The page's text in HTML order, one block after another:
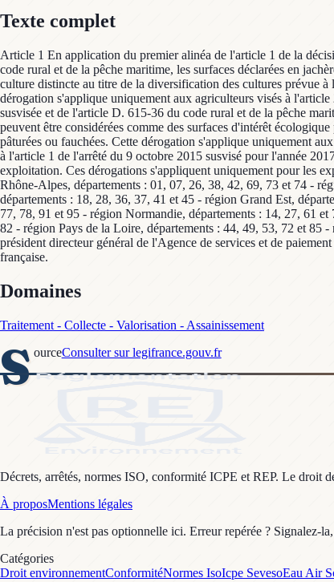
Texte complet
Article 1 En application du premier alinéa de l'article 1 de la
code rural et de la pêche maritime, les surfaces déclarées en
culture distincte au titre de la diversification des cultures prévue
dérogation s'applique uniquement aux agriculteurs visés à
susvisée et de l'article D. 615-36 du code rural et de la pêche
peuvent être considérées comme des surfaces d'intérêt
pâturées ou fauchées. Cette dérogation s'applique uniquement
à l'article 1 de l'arrêté du 9 octobre 2015 susvisé pour l'année
exploitation. Ces dérogations s'appliquent uniquement pour les
Rhône-Alpes, départements : 01, 07, 26, 38, 42, 69, 73 et 74 -
départements : 18, 28, 36, 37, 41 et 45 - région Grand Est,
77, 78, 91 et 95 - région Normandie, départements : 14, 27, 61
82 - région Pays de la Loire, départements : 44, 49, 53, 72 et 85
président directeur général de l'Agence de services et de
française.
Domaines
Traitement - Collecte - Valorisation - Assainissement
S ourceConsulter sur legifrance.gouv.fr
Décrets, arrêtés, normes ISO, conformité ICPE et REP. Le droit
À proposMentions légales
La précision n'est pas optionnelle ici. Erreur repérée ? Signalez-
Catégories
Droit environnementConformitéNormes IsoIcpe SevesoEau Air